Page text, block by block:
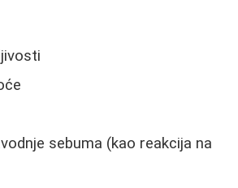
sebuma (kao reakcija na